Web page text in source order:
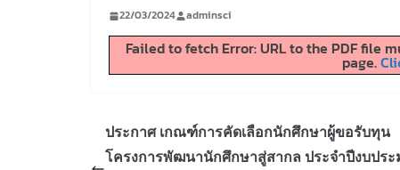
22/03/2024 adminsci
Failed to fetch Error: URL to the PDF file
page.
ประกาศ เกณฑ์การคัดเลือกนักศึกษาผู้ขอรับทุน
โครงการพัฒนานักศึกษาสู่สากล ประจำปีงบปร